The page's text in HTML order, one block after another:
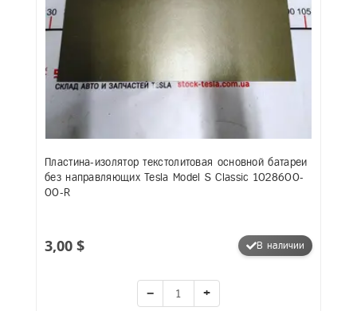
Пластина-изолятор текстолитовая основной батареи
без направляющих Tesla Model S Classic 1028600-
00-R
3,00 $ В наличии
− +